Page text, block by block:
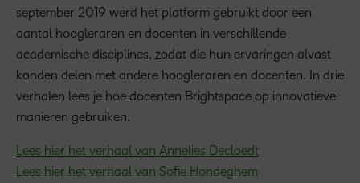
september 2019 werd het platform gebruikt door een
aantal hoogleraren en docenten in verschillende
academische disciplines, zodat die hun ervaringen alvast
konden delen met andere hoogleraren en docenten. In drie
verhalen lees je hoe docenten Brightspace op innovatieve
manieren gebruiken.
Lees hier het verhaal van Annelies Decloedt
Lees hier het verhaal van Sofie Hondeghem